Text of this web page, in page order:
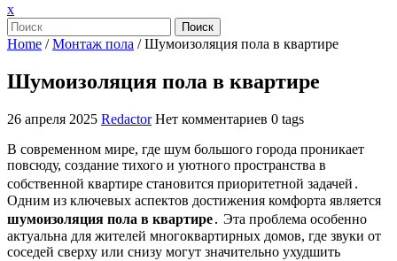
xЗакрыть
меню
Поиск
Home /Монтаж пола /Шумоизоляция пола в квартире
Шумоизоляция пола в квартире
26 апреля 2025 Redactor Нет комментариев 0 tags
В современном мире, где шум большого города проникает
повсюду, создание тихого и уютного пространства в
собственной квартире становится приоритетной задачей․
Одним из ключевых аспектов достижения комфорта является
шумоизоляция пола в квартире․ Эта проблема особенно
актуальна для жителей многоквартирных домов, где звуки от
соседей сверху или снизу могут значительно ухудшить